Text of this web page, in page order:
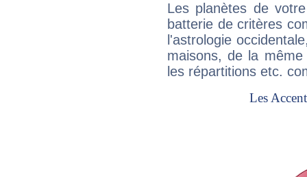
Les planètes de
batterie de critères
l'astrologie
maisons, de la
les répartitions etc.